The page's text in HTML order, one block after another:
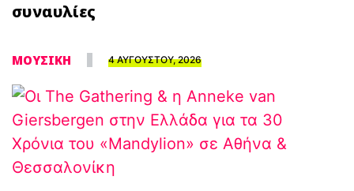
συναυλίες
ΜΟΥΣΙΚΗ 4 ΑΥΓΟΥΣΤΟΥ, 2026